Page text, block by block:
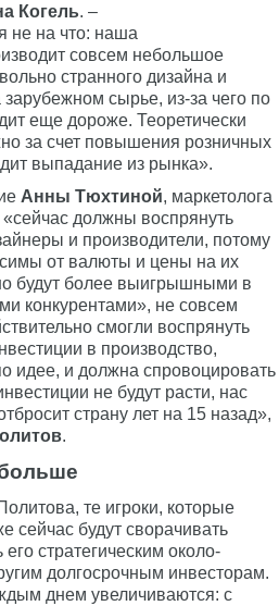
Когель. –
не на что: наша
совсем небольшое
странного дизайна и
сырье, из-за чего по
еще дороже. Теоретически
за счет повышения розничных
выпадание из рынка».
Анны Тюхтиной, маркетолога
должны воспрянуть
и производители, потому
от валюты и цены на их
будут более выигрышными в
конкурентами», не совсем
смогли воспрянуть
в производство,
идее, и должна спровоцировать
не будут расти, нас
страну лет на 15 назад»,
.
те игроки, которые
сейчас будут сворачивать
стратегическим около-
долгосрочным инвесторам.
днем увеличиваются: с